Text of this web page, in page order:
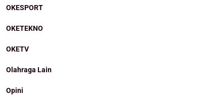
OKESPORT
OKETEKNO
OKETV
Olahraga Lain
Opini